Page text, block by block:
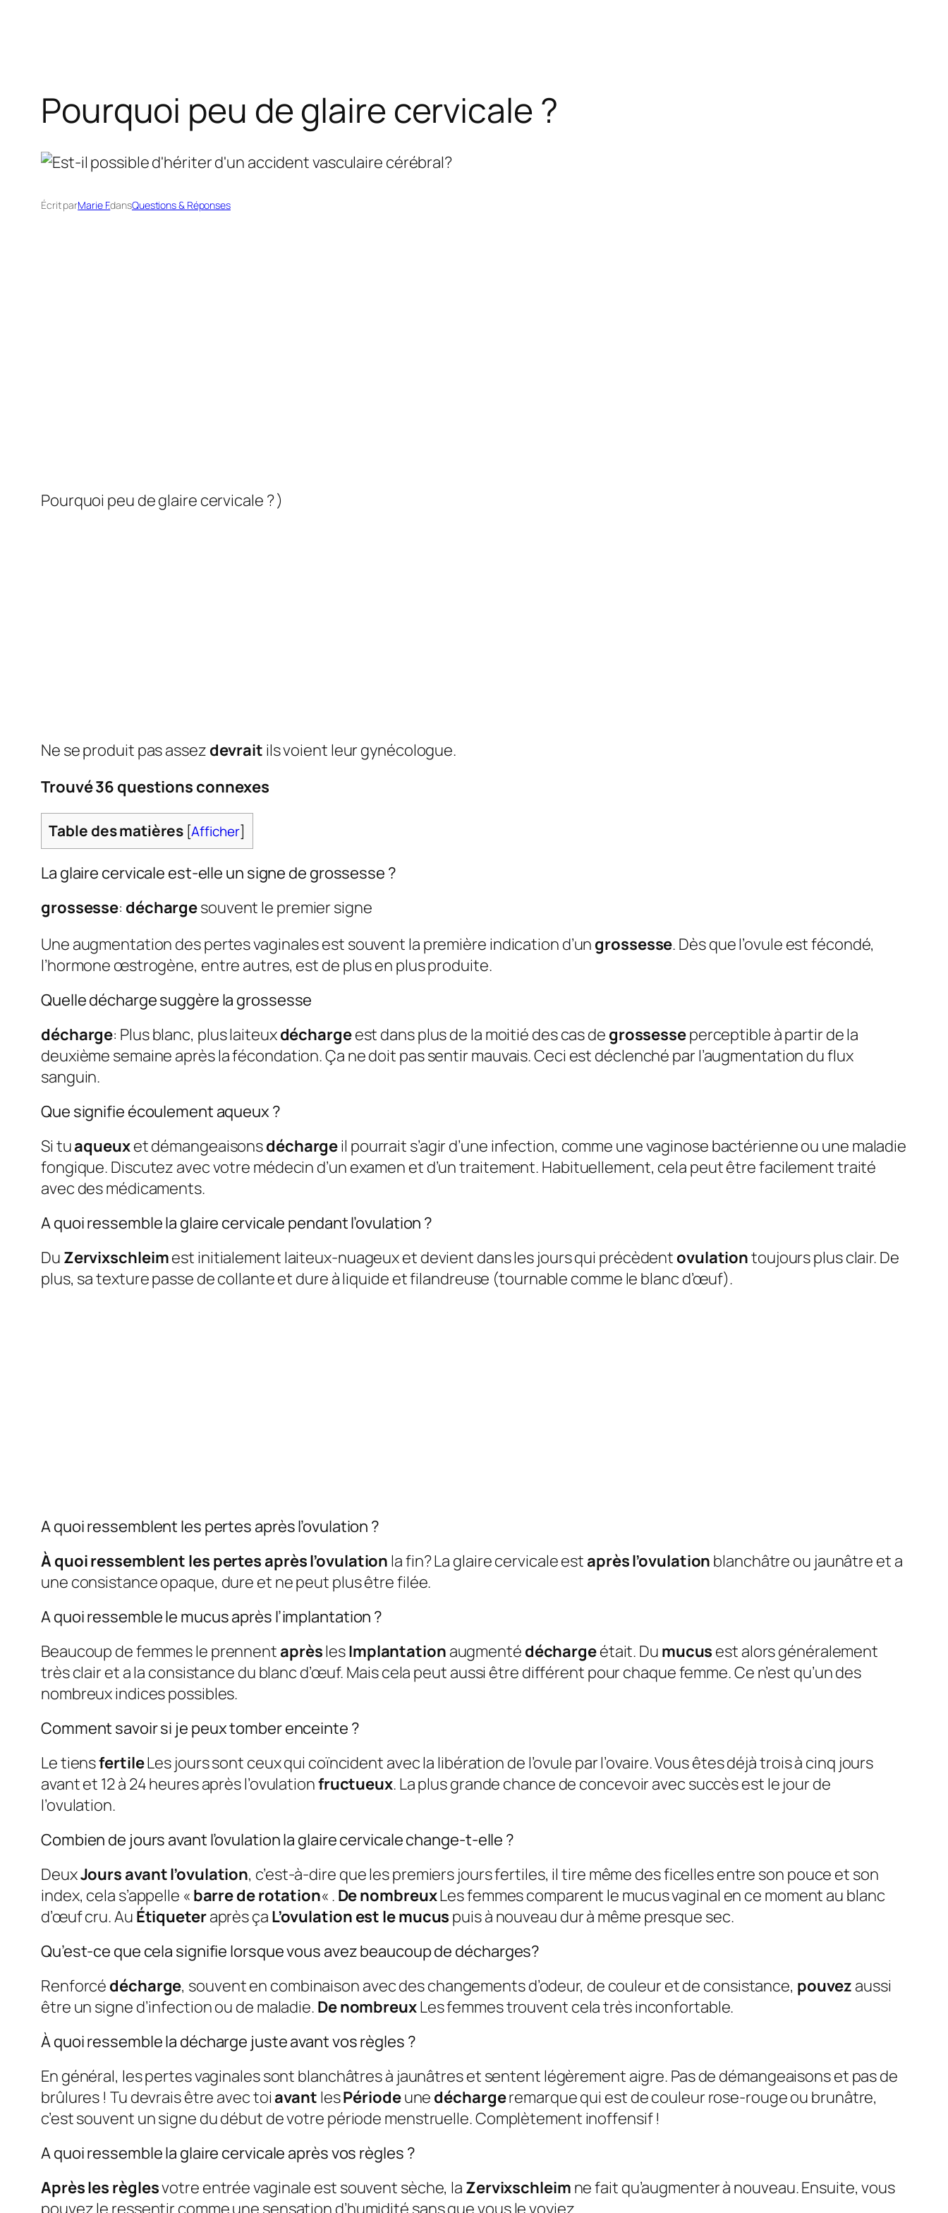
Pourquoi peu de glaire cervicale ?
Écrit parMarie F.dansQuestions & Réponses
Pourquoi peu de glaire cervicale ? )
Ne se produit pas assez devrait ils voient leur gynécologue.
Trouvé 36 questions connexes
Table des matières [Afficher]
La glaire cervicale est-elle un signe de grossesse ?
grossesse: déchargesouvent le premier signe
Une augmentation des pertes vaginales est souvent la première indication d’un grossesse. Dès que l’ovule est fécondé,
l’hormone œstrogène, entre autres, est de plus en plus produite.
Quelle décharge suggère la grossesse
décharge: Plus blanc, plus laiteuxdéchargeest dans plus de la moitié des cas de grossesseperceptible à partir de la
deuxième semaine après la fécondation. Ça ne doit pas sentir mauvais. Ceci est déclenché par l’augmentation du flux
sanguin.
Que signifie écoulement aqueux ?
Si tuaqueuxet démangeaisonsdéchargeil pourrait s’agir d’une infection, comme une vaginose bactérienne ou une maladie
fongique. Discutez avec votre médecin d’un examen et d’un traitement. Habituellement, cela peut être facilement traité
avec des médicaments.
A quoi ressemble la glaire cervicale pendant l’ovulation ?
Du Zervixschleimest initialement laiteux-nuageux et devient dans les jours qui précèdent ovulationtoujours plus clair. De
plus, sa texture passe de collante et dure à liquide et filandreuse (tournable comme le blanc d’œuf).
A quoi ressemblent les pertes après l’ovulation ?
À quoi ressemblent les pertes après l’ovulation la fin? La glaire cervicale estaprès l’ovulation blanchâtre ou jaunâtre et a
une consistance opaque, dure et ne peut plus être filée.
A quoi ressemble le mucus après l’implantation ?
Beaucoup de femmes le prennentaprèslesImplantation augmenté déchargeétait. Du mucus est alors généralement
très clair et a la consistance du blanc d’œuf. Mais cela peut aussi être différent pour chaque femme. Ce n’est qu’un des
nombreux indices possibles.
Comment savoir si je peux tomber enceinte ?
Le tiensfertileLes jours sont ceux qui coïncident avec la libération de l’ovule par l’ovaire. Vous êtes déjà trois à cinq jours
avant et 12 à 24 heures après l’ovulationfructueux. La plus grande chance de concevoir avec succès est le jour de
l’ovulation.
Combien de jours avant l’ovulation la glaire cervicale change-t-elle ?
DeuxJours avant l’ovulation, c’est-à-dire que les premiers jours fertiles, il tire même des ficelles entre son pouce et son
index, cela s’appelle « barre de rotation« . De nombreuxLes femmes comparent le mucus vaginal en ce moment au blanc
d’œuf cru. Au Étiqueteraprès ça L’ovulation est le mucus puis à nouveau dur à même presque sec.
Qu’est-ce que cela signifie lorsque vous avez beaucoup de décharges?
Renforcé décharge, souvent en combinaison avec des changements d’odeur, de couleur et de consistance, pouvez aussi
être un signe d’infection ou de maladie. De nombreuxLes femmes trouvent cela très inconfortable.
À quoi ressemble la décharge juste avant vos règles ?
En général, les pertes vaginales sont blanchâtres à jaunâtres et sentent légèrement aigre. Pas de démangeaisons et pas de
brûlures ! Tu devrais être avec toiavant lesPériodeune déchargeremarque qui est de couleur rose-rouge ou brunâtre,
c’est souvent un signe du début de votre période menstruelle. Complètement inoffensif !
A quoi ressemble la glaire cervicale après vos règles ?
Après les règlesvotre entrée vaginale est souvent sèche, la Zervixschleim ne fait qu’augmenter à nouveau. Ensuite, vous